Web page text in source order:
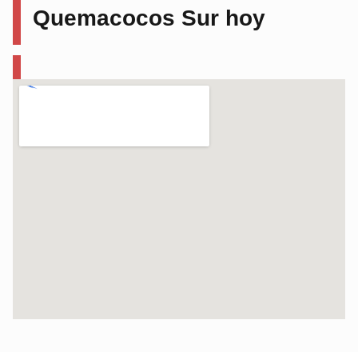
Quemacocos Sur hoy